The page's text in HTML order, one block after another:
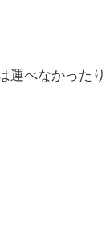
べなかった